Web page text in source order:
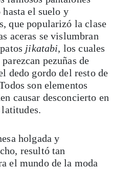
el suelo y
que popularizó la clase
aceras se vislumbran
jikatabi, los cuales
pezuñas de
dedo gordo del resto de
son elementos
causar desconcierto en
holgada y
resultó tan
el mundo de la moda